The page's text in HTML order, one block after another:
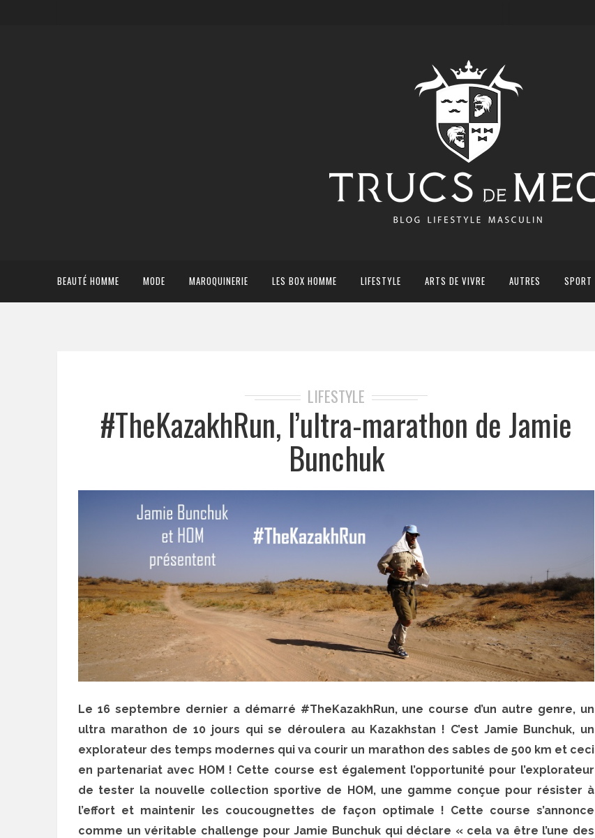
BEAUTÉ HOMME MODE MAROQUINERIE LES BOX HOMME LIFESTYLE ARTS DE VIVRE AUTRES SPORT
LIFESTYLE
#TheKazakhRun, l’ultra-marathon de Jamie
Bunchuk
Le 16 septembre dernier a démarré #TheKazakhRun, une course d’un autre genre, un
ultra marathon de 10 jours qui se déroulera au Kazakhstan ! C’est Jamie Bunchuk, un
explorateur des temps modernes qui va courir un marathon des sables de 500 km et ceci
en partenariat avec HOM ! Cette course est également l’opportunité pour l’explorateur
de tester la nouvelle collection sportive de HOM, une gamme conçue pour résister à
l’effort et maintenir les coucougnettes de façon optimale ! Cette course s’annonce
comme un véritable challenge pour Jamie Bunchuk qui déclare « cela va être l’une des